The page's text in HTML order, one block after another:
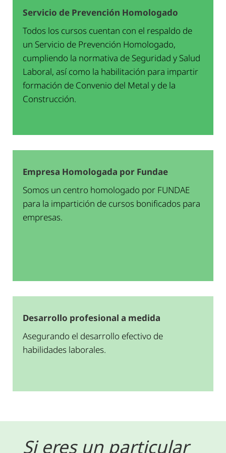
Servicio de Prevención Homologado
Todos los cursos cuentan con el respaldo de
un Servicio de Prevención Homologado,
cumpliendo la normativa de Seguridad y Salud
Laboral, así como la habilitación para impartir
formación de Convenio del Metal y de la
Construcción.
Empresa Homologada por Fundae
Somos un centro homologado por FUNDAE
para la impartición de cursos bonificados para
empresas.
Desarrollo profesional a medida
Asegurando el desarrollo efectivo de
habilidades laborales.
Si eres un particular